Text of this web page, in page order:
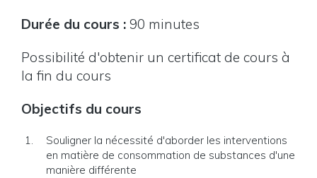
Durée du cours : 90 minutes
Possibilité d'obtenir un certificat de cours à
la fin du cours
Objectifs du cours
Souligner la nécessité d'aborder les interventions
en matière de consommation de substances d'une
manière différente